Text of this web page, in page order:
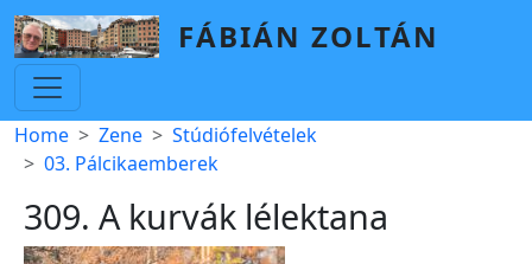
Skip to main content
FÁBIÁN ZOLTÁN
Breadcrumb
Home Zene
Stúdiófelvételek
03. Pálcikaemberek
309. A kurvák lélektana